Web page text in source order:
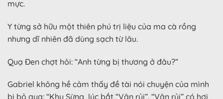
mực.
Y từng sở hữu một thiên phú trị liệu của ma cà rồng
nhưng dĩ nhiên đã dùng sạch từ lâu.
Quạ Đen chợt hỏi: “Anh từng bị thương ở đâu?”
Gabriel không hề cảm thấy đề tài nói chuyện của mình
bị bỏ qua: “Khu Sừng, lúc bắt “Vận rủi”. “Vận rủi” có hơi